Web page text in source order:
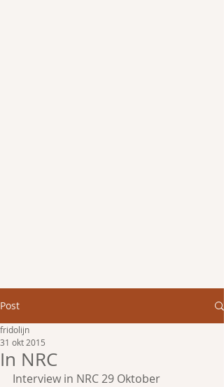
Post
In NRC
fridolijn
31 okt 2015
Interview in NRC 29 Oktober